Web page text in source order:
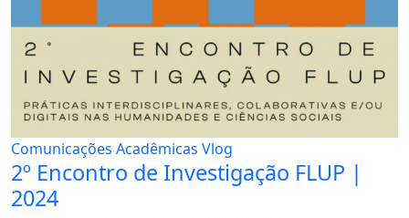
Comunicações Acadêmicas Vlog
2º Encontro de Investigação FLUP |
2024